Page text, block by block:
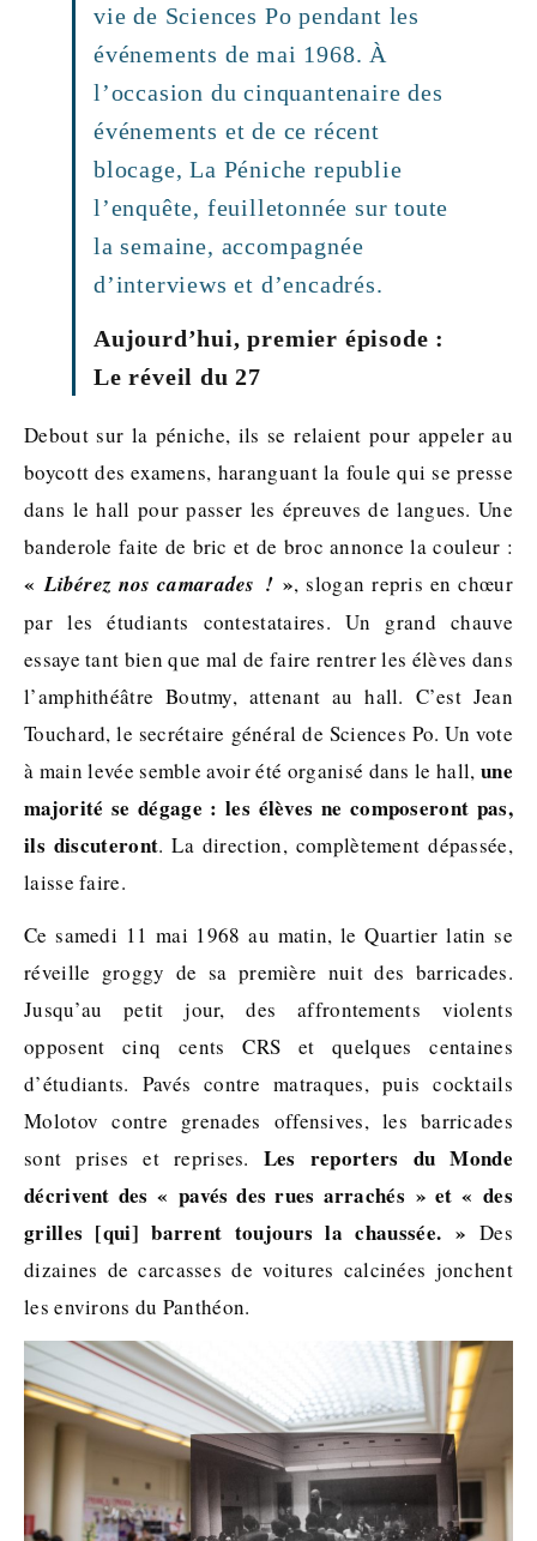
vie de Sciences Po pendant les
événements de mai 1968. À
l’occasion du cinquantenaire des
événements et de ce récent
blocage, La Péniche republie
l’enquête, feuilletonnée sur toute
la semaine, accompagnée
d’interviews et d’encadrés.
Aujourd’hui, premier épisode :
Le réveil du 27
Debout sur la péniche, ils se relaient pour appeler au
boycott des examens, haranguant la foule qui se presse
dans le hall pour passer les épreuves de langues. Une
banderole faite de bric et de broc annonce la couleur :
«Libérez nos camarades ! », slogan repris en chœur
par les étudiants contestataires. Un grand chauve
essaye tant bien que mal de faire rentrer les élèves dans
l’amphithéâtre Boutmy, attenant au hall. C’est Jean
Touchard, le secrétaire général de Sciences Po. Un vote
à main levée semble avoir été organisé dans le hall,une
majorité se dégage : les élèves ne composeront pas,
ils discuteront. La direction, complètement dépassée,
laisse faire.
Ce samedi 11 mai 1968 au matin, le Quartier latin se
réveille groggy de sa première nuit des barricades.
Jusqu’au petit jour, des affrontements violents
opposent cinq cents CRS et quelques centaines
d’étudiants. Pavés contre matraques, puis cocktails
Molotov contre grenades offensives, les barricades
sont prises et reprises. Les reporters du Monde
décrivent des « pavés des rues arrachés » et « des
grilles [qui] barrent toujours la chaussée. » Des
dizaines de carcasses de voitures calcinées jonchent
les environs du Panthéon.